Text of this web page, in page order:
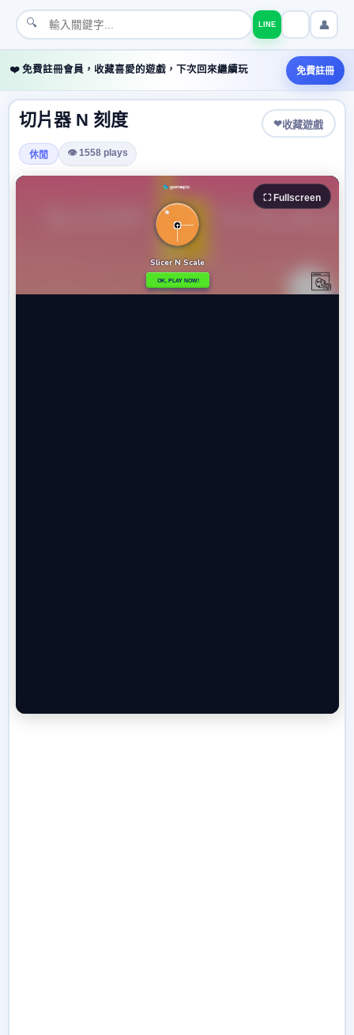
🔍 LINE 👤
❤️ 免費註冊會員，收藏喜愛的遊戲，下次回來繼續玩 免費註冊
切片器 N 刻度 ❤收藏遊戲
休閒 👁 1558 plays
⛶ Fullscreen